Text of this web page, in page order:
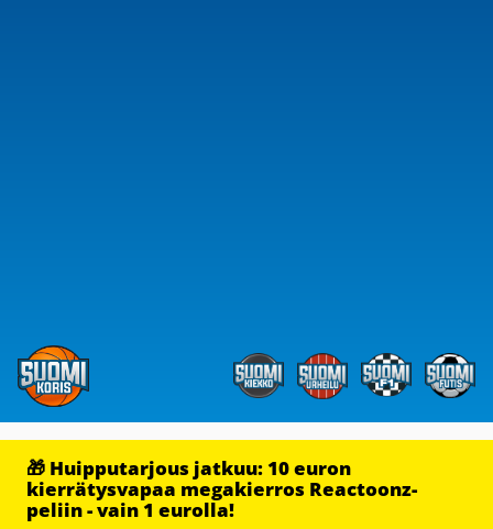
🎁 Huipputarjous jatkuu: 10 euron
kierrätysvapaa megakierros Reactoonz-
peliin - vain 1 eurolla!